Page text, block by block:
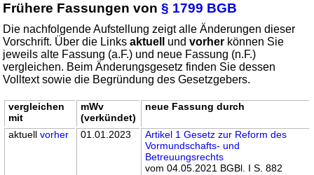
Frühere Fassungen von§ 1799 BGB
Die nachfolgende Aufstellung zeigt alle Änderungen dieser
Vorschrift. Über die Linksaktuell undvorher können Sie
jeweils alte Fassung (a.F.) und neue Fassung (n.F.)
vergleichen. Beim Änderungsgesetz finden Sie dessen
Volltext sowie die Begründung des Gesetzgebers.
vergleichen
mit
mWv
(verkündet)
neue Fassung durch
aktuellvorher 01.01.2023
Artikel 1 Gesetz zur Reform des
Vormundschafts- und
Betreuungsrechts
vom 04.05.2021 BGBl. I S. 882